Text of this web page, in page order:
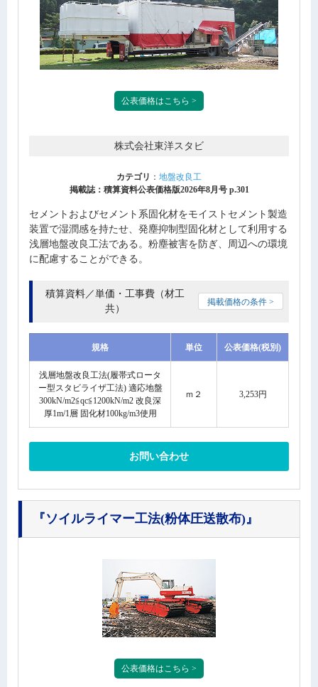
公表価格はこちら >
株式会社東洋スタビ
カテゴリ ： 地盤改良工
掲載誌：積算資料公表価格版2026年8月号 p.301
セメントおよびセメント系固化材をモイストセメント製造
装置で湿潤感を持たせ、発塵抑制型固化材として利用する
浅層地盤改良工法である。粉塵被害を防ぎ、周辺への環境
に配慮することができる。
積算資料／単価・工事費（材工
共）
掲載価格の条件 >
規格 単位 公表価格(税別)
浅層地盤改良工法(履帯式ロータ
ー型スタビライザ工法) 適応地盤
300kN/m2≦qc≦1200kN/m2 改良深
厚1m/1層 固化材100kg/m3使用
ｍ２ 3,253円
お問い合わせ
『ソイルライマー工法(粉体圧送散布)』
公表価格はこちら >